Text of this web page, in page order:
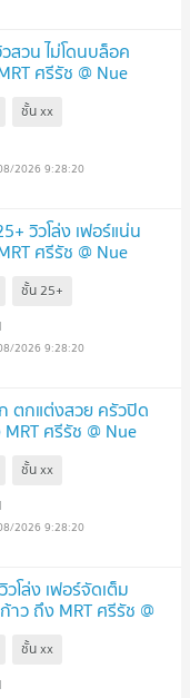
วน ไม่โดนบล็อค
ศรีรัช @ Nue
ชั้นxx
2026 9:28:20
วิวโล่ง เฟอร์แน่น
ศรีรัช @ Nue
ชั้น25+
2026 9:28:20
ตกแต่งสวย ครัวปิด
ศรีรัช @ Nue
ชั้นxx
2026 9:28:20
โล่ง เฟอร์จัดเต็ม
ว ถึง MRT ศรีรัช @
ชั้นxx